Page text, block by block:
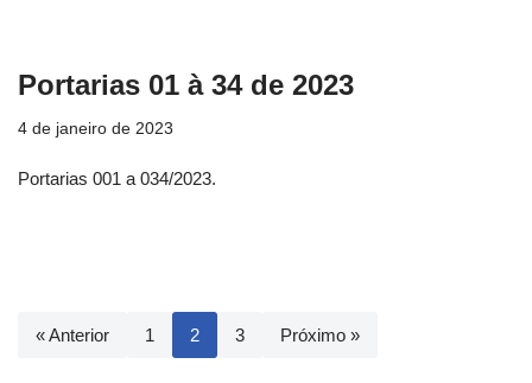
Portarias 01 à 34 de 2023
4 de janeiro de 2023
Portarias 001 a 034/2023.
« Anterior 1 2 3 Próximo »